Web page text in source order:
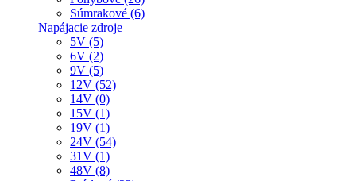
Súmrakové (6)
Napájacie zdroje
5V (5)
6V (2)
9V (5)
12V (52)
14V (0)
15V (1)
19V (1)
24V (54)
31V (1)
48V (8)